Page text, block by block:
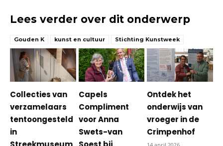
Lees verder over dit onderwerp
Gouden K kunst en cultuur Stichting Kunstweek
Collecties van
verzamelaars
tentoongesteld
in
Capels
Compliment
voor Anna
Swets-van
Ontdek het
onderwijs van
vroeger in de
Crimpenhof